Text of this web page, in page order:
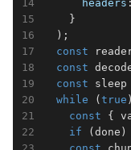
headers
    }
  );
const
const
const
while (true
const {
if (done)